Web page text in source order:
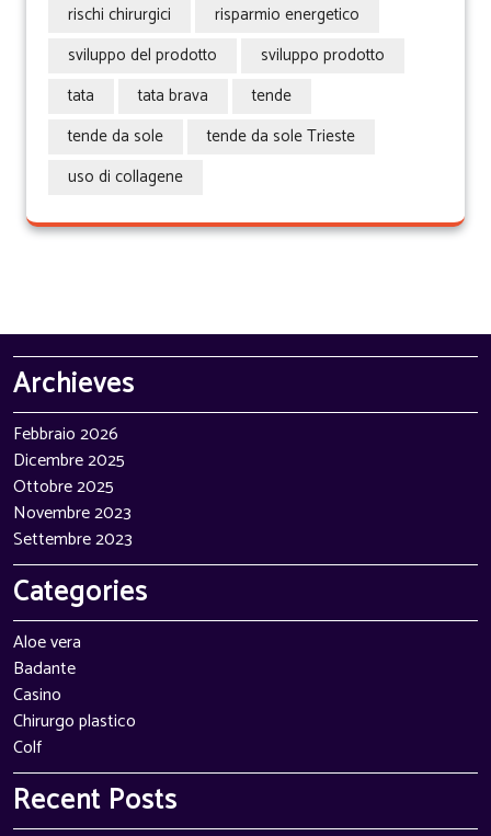
rischi chirurgici
risparmio energetico
sviluppo del prodotto
sviluppo prodotto
tata
tata brava
tende
tende da sole
tende da sole Trieste
uso di collagene
Archieves
Febbraio 2026
Dicembre 2025
Ottobre 2025
Novembre 2023
Settembre 2023
Categories
Aloe vera
Badante
Casino
Chirurgo plastico
Colf
Recent Posts